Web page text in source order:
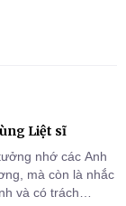
Liệt sĩ
nhớ các Anh
mà còn là nhắc
và có trách